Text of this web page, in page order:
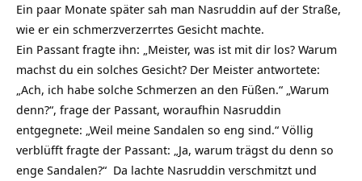
Ein paar Monate später sah man Nasruddin auf der Straße,
wie er ein schmerzverzerrtes Gesicht machte.
Ein Passant fragte ihn: „Meister, was ist mit dir los? Warum
machst du ein solches Gesicht? Der Meister antwortete:
„Ach, ich habe solche Schmerzen an den Füßen.“ „Warum
denn?“, frage der Passant, woraufhin Nasruddin
entgegnete: „Weil meine Sandalen so eng sind.“ Völlig
verblüfft fragte der Passant: „Ja, warum trägst du denn so
enge Sandalen?“ Da lachte Nasruddin verschmitzt und